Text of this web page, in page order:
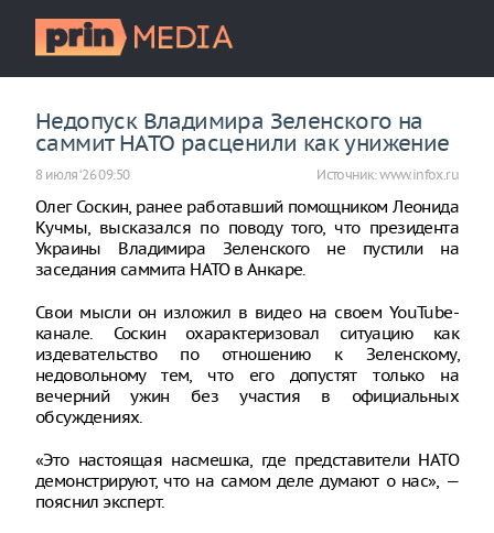
Недопуск Владимира Зеленского на
саммит НАТО расценили как унижение
8 июля ‘26 09:50 Источник:www.infox.ru
Олег Соскин, ранее работавший помощником Леонида
Кучмы, высказался по поводу того, что президента
Украины Владимира Зеленского не пустили на
заседания саммита НАТО в Анкаре.
Свои мысли он изложил в видео на своем YouTube-
канале. Соскин охарактеризовал ситуацию как
издевательство по отношению к Зеленскому,
недовольному тем, что его допустят только на
вечерний ужин без участия в официальных
обсуждениях.
«Это настоящая насмешка, где представители НАТО
демонстрируют, что на самом деле думают о нас», —
пояснил эксперт.